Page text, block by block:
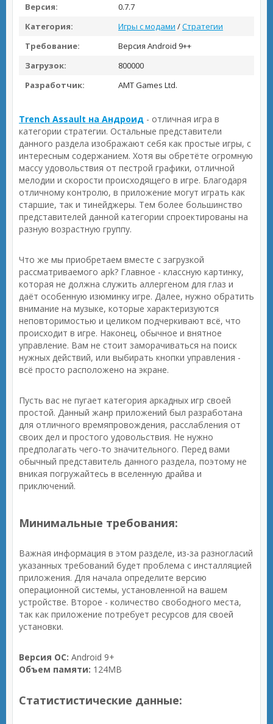
Версия:
0.7.7
Категория:
Игры с модами /Стратегии
Требование:
Версия Android 9++
Загрузок:
800000
Разработчик:
AMT Games Ltd.
Trench Assault на Андроид - отличная игра в
категории стратегии. Остальные представители
данного раздела изображают себя как простые игры, с
интересным содержанием. Хотя вы обретёте огромную
массу удовольствия от пестрой графики, отличной
мелодии и скорости происходящего в игре. Благодаря
отличному контролю, в приложение могут играть как
старшие, так и тинейджеры. Тем более большинство
представителей данной категории спроектированы на
разную возрастную группу.
Что же мы приобретаем вместе с загрузкой
рассматриваемого apk? Главное - классную картинку,
которая не должна служить аллергеном для глаз и
даёт особенную изюминку игре. Далее, нужно обратить
внимание на музыке, которые характеризуются
неповторимостью и целиком подчеркивают всё, что
происходит в игре. Наконец, обычное и внятное
управление. Вам не стоит заморачиваться на поиск
нужных действий, или выбирать кнопки управления -
всё просто расположено на экране.
Пусть вас не пугает категория аркадных игр своей
простой. Данный жанр приложений был разработана
для отличного времяпровождения, расслабления от
своих дел и простого удовольствия. Не нужно
предполагать чего-то значительного. Перед вами
обычный представитель данного раздела, поэтому не
вникая погружайтесь в вселенную драйва и
приключений.
Минимальные требования:
Важная информация в этом разделе, из-за разногласий
указанных требований будет проблема с инсталляцией
приложения. Для начала определите версию
операционной системы, установленной на вашем
устройстве. Второе - количество свободного места,
так как приложение потребует ресурсов для своей
установки.
Версия ОС: Android 9+
Объем памяти: 124MB
Статистистические данные: